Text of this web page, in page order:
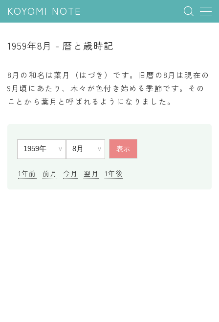
KOYOMI NOTE
五節句
年中行事
七十二候
雑節
1959年8月 - 暦と歳時記
8月の和名は葉月（はづき）です。旧暦の8月は現在の
9月頃にあたり、木々が色付き始める季節です。その
ことから葉月と呼ばれるようになりました。
1年前 前月 今月 翌月 1年後